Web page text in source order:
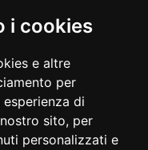
i cookies
e altre
per
di
sito, per
personalizzati e
delle Etichette